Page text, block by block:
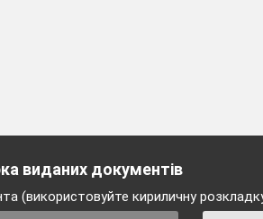
виданих документів
(використовуйте кириличну